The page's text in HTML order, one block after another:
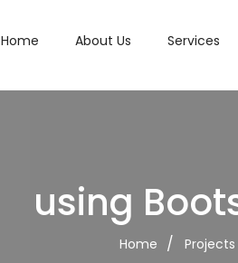
Home About Us Services
using
Home Projects